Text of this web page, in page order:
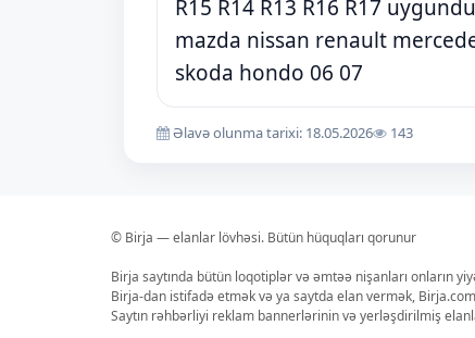
R15 R14 R13 R16 R17
mazda nissan renault
skoda hondo 06 07
Əlavə olunma tarixi: 18.05.2026 143
© Birja — elanlar lövhəsi. Bütün hüquqları qorunur
Birja saytında bütün loqotiplər və əmtəə nişanları onların
Birja-dan istifadə etmək və ya saytda elan vermək,
Saytın rəhbərliyi reklam bannerlərinin və yerləşdirilmiş